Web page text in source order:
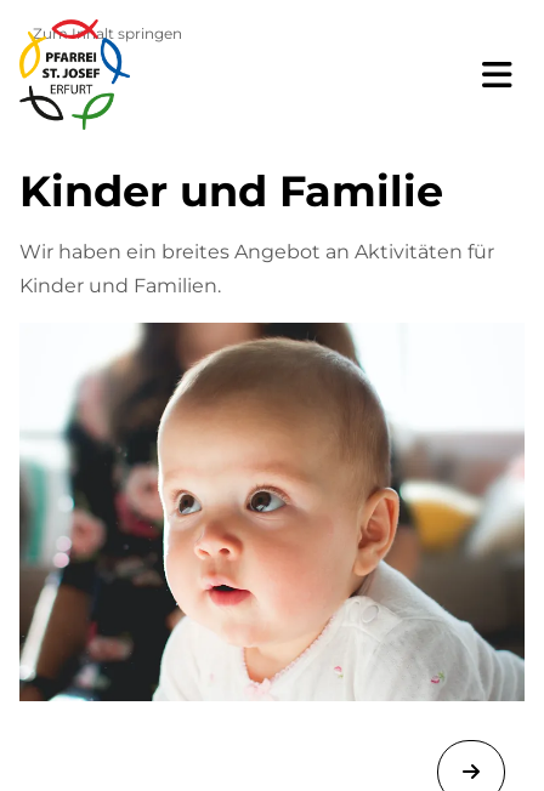
Zum Inhalt springen
Kinder und Familie
Wir haben ein breites Angebot an Aktivitäten für
Kinder und Familien.